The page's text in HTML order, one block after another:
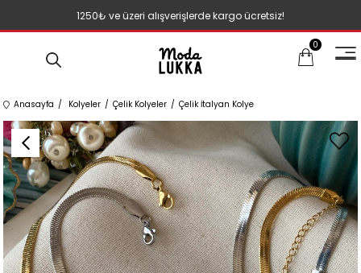
1250₺ ve üzeri alışverişlerde kargo ücretsiz!
0
Anasayfa Kolyeler Çelik Kolyeler Çelik İtalyan Kolye